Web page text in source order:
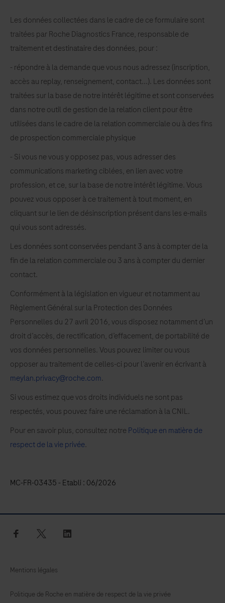
aux
prochains
événements
Roche
Connect
pour
y
assister
en
échanger
avec
Les données collectées dans le cadre de ce formulaire sont
traitées par Roche Diagnostics France, responsable de
traitement et destinataire des données, pour :
- répondre à la demande que vous nous adressez (inscription,
accès au replay, renseignement, contact...). Les données sont
traitées sur la base de notre intérêt légitime et sont conservées
dans notre outil de gestion de la relation client pour être
utilisées dans le cadre de la relation commerciale ou à des fins
de prospection commerciale physique
- Si vous ne vous y opposez pas, vous adresser des
communications marketing ciblées, en lien avec votre
profession, et ce, sur la base de notre intérêt légitime. Vous
pouvez vous opposer à ce traitement à tout moment, en
cliquant sur le lien de désinscription présent dans les e-mails
qui vous sont adressés.
Les données sont conservées pendant 3 ans à compter de la
fin de la relation commerciale ou 3 ans à compter du dernier
contact.
Conformément à la législation en vigueur et notamment au
Règlement Général sur la Protection des Données
Personnelles du 27 avril 2016, vous disposez notamment d’un
droit d’accès, de rectification, d’effacement, de portabilité de
vos données personnelles. Vous pouvez limiter ou vous
opposer au traitement de celles-ci pour l’avenir en écrivant à
meylan.privacy@roche.com.
Si vous estimez que vos droits individuels ne sont pas
respectés, vous pouvez faire une réclamation à la CNIL.
Pour en savoir plus, consultez notre Politique en matière de
respect de la vie privée.
MC-FR-03435 - Etabli : 06/2026
facebook twitter
Mentions légales
Politique de Roche en matière de respect de la vie privée